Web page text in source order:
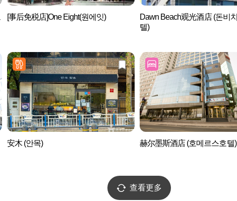
[事后免税店]One Eight(원에잇)
Dawn Beach观光酒店 (돈비
텔)
安木 (안목) 赫尔墨斯酒店 (호메르스호텔)
查看更多